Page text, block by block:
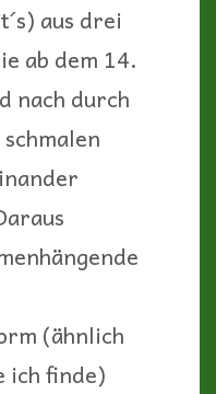
aus drei
ab dem 14.
nach durch
(ähnlich
ich finde)